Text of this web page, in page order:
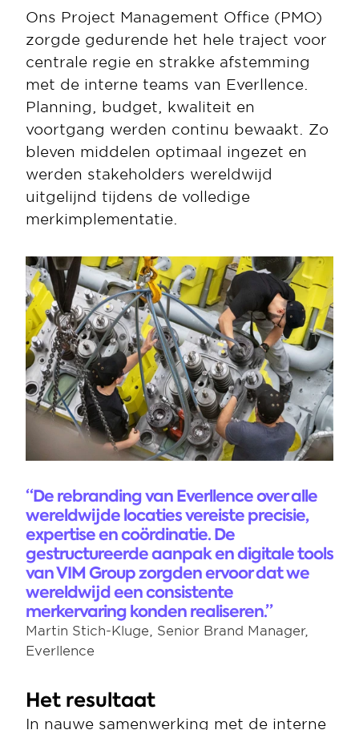
Ons Project Management Office (PMO)
zorgde gedurende het hele traject voor
centrale regie en strakke afstemming
met de interne teams van Everllence.
Planning, budget, kwaliteit en
voortgang werden continu bewaakt. Zo
bleven middelen optimaal ingezet en
werden stakeholders wereldwijd
uitgelijnd tijdens de volledige
merkimplementatie.
“De rebranding van Everllence over alle
wereldwijde locaties vereiste precisie,
expertise en coördinatie. De
gestructureerde aanpak en digitale tools
van VIM Group zorgden ervoor dat we
wereldwijd een consistente
merkervaring konden realiseren.”
Martin Stich-Kluge, Senior Brand Manager,
Everllence
Het resultaat
In nauwe samenwerking met de interne